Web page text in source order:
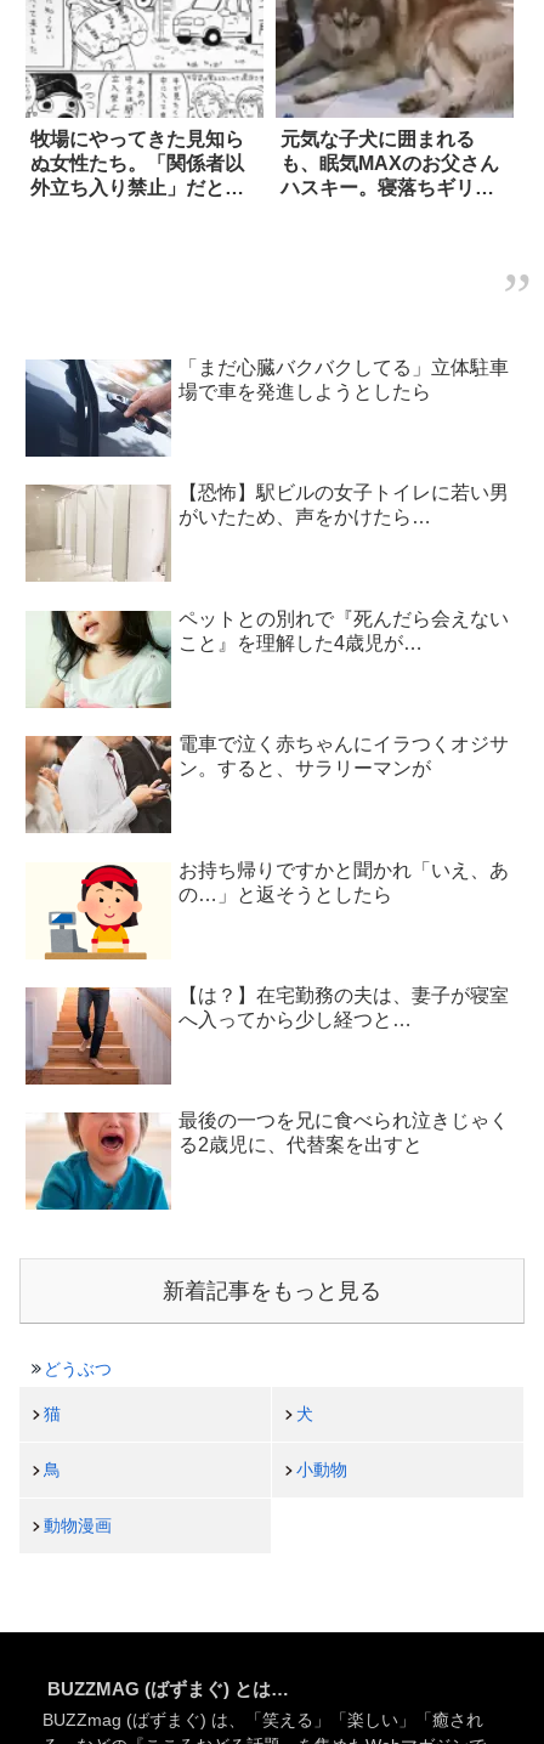
牧場にやってきた見知ら
ぬ女性たち。「関係者以
外立ち入り禁止」だと伝
元気な子犬に囲まれる
も、眠気MAXのお父さん
ハスキー。寝落ちギリギ
「まだ心臓バクバクしてる」立体駐車
場で車を発進しようとしたら
【恐怖】駅ビルの女子トイレに若い男
がいたため、声をかけたら…
ペットとの別れで『死んだら会えない
こと』を理解した4歳児が…
電車で泣く赤ちゃんにイラつくオジサ
ン。すると、サラリーマンが
お持ち帰りですかと聞かれ「いえ、あ
の…」と返そうとしたら
【は？】在宅勤務の夫は、妻子が寝室
へ入ってから少し経つと…
最後の一つを兄に食べられ泣きじゃく
る2歳児に、代替案を出すと
新着記事をもっと見る
どうぶつ
猫 犬
鳥 小動物
動物漫画
BUZZMAG (ばずまぐ) とは…
BUZZmag (ばずまぐ) は、「笑える」「楽しい」「癒され